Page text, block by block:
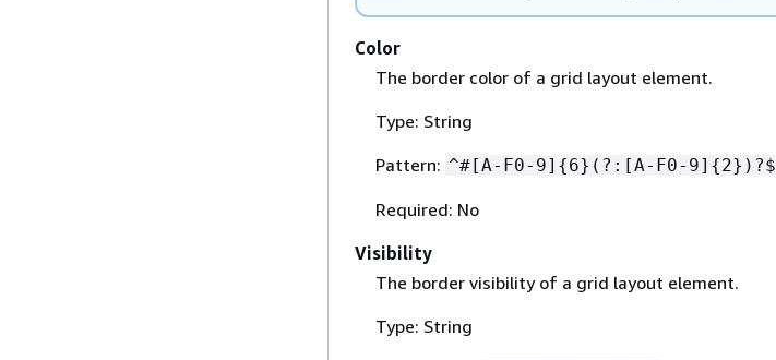
Color
The border color of a grid layout element.
Type: String
Pattern: ^#[A-F0-9] {6}(?:[A-F0-9] {2})?$
Required: No
Visibility
The border visibility of a grid layout element.
Type: String